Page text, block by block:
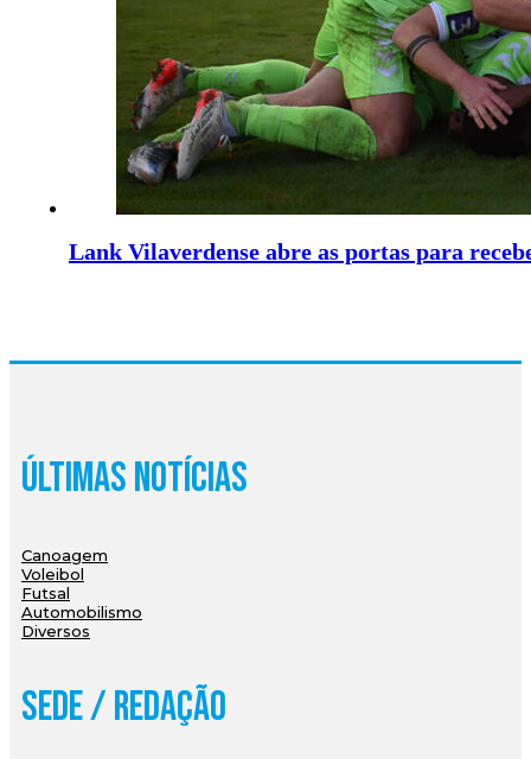
Lank Vilaverdense abre as portas para
Últimas Notícias
Canoagem
Voleibol
Futsal
Automobilismo
Diversos
Sede / Redação